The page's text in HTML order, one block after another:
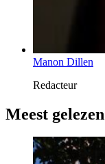
Manon Dillen
Redacteur
Meest gelezen